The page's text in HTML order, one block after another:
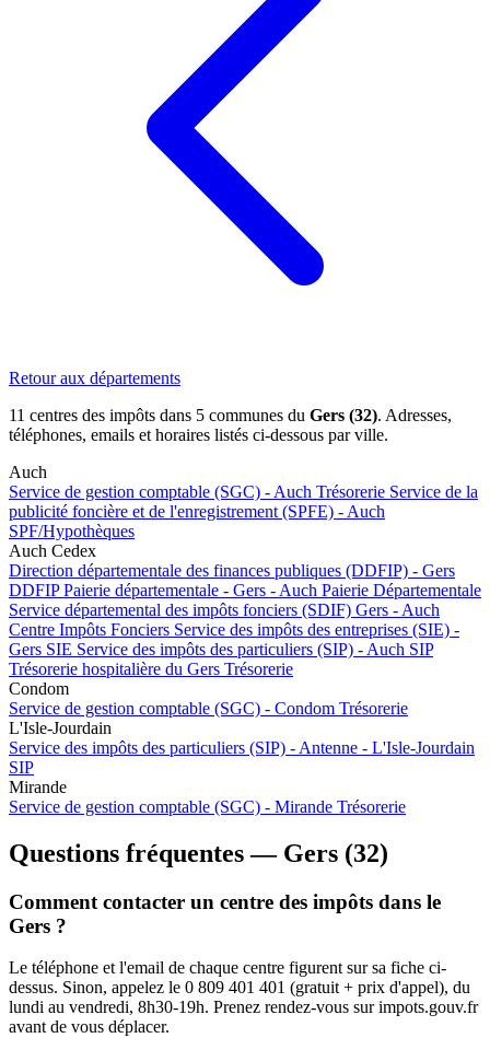
Retour aux départements
11 centres des impôts dans 5 communes du Gers (32). Adresses,
téléphones, emails et horaires listés ci-dessous par ville.
Auch
Service de gestion comptable (SGC) - Auch Trésorerie Service de la
publicité foncière et de l'enregistrement (SPFE) - Auch
SPF/Hypothèques
Auch Cedex
Direction départementale des finances publiques (DDFIP) - Gers
DDFIP Paierie départementale - Gers - Auch Paierie Départementale
Service départemental des impôts fonciers (SDIF) Gers - Auch
Centre Impôts Fonciers Service des impôts des entreprises (SIE) -
Gers SIE Service des impôts des particuliers (SIP) - Auch SIP
Trésorerie hospitalière du Gers Trésorerie
Condom
Service de gestion comptable (SGC) - Condom Trésorerie
L'Isle-Jourdain
Service des impôts des particuliers (SIP) - Antenne - L'Isle-Jourdain
SIP
Mirande
Service de gestion comptable (SGC) - Mirande Trésorerie
Questions fréquentes — Gers (32)
Comment contacter un centre des impôts dans le
Gers ?
Le téléphone et l'email de chaque centre figurent sur sa fiche ci-
dessus. Sinon, appelez le 0 809 401 401 (gratuit + prix d'appel), du
lundi au vendredi, 8h30-19h. Prenez rendez-vous sur impots.gouv.fr
avant de vous déplacer.